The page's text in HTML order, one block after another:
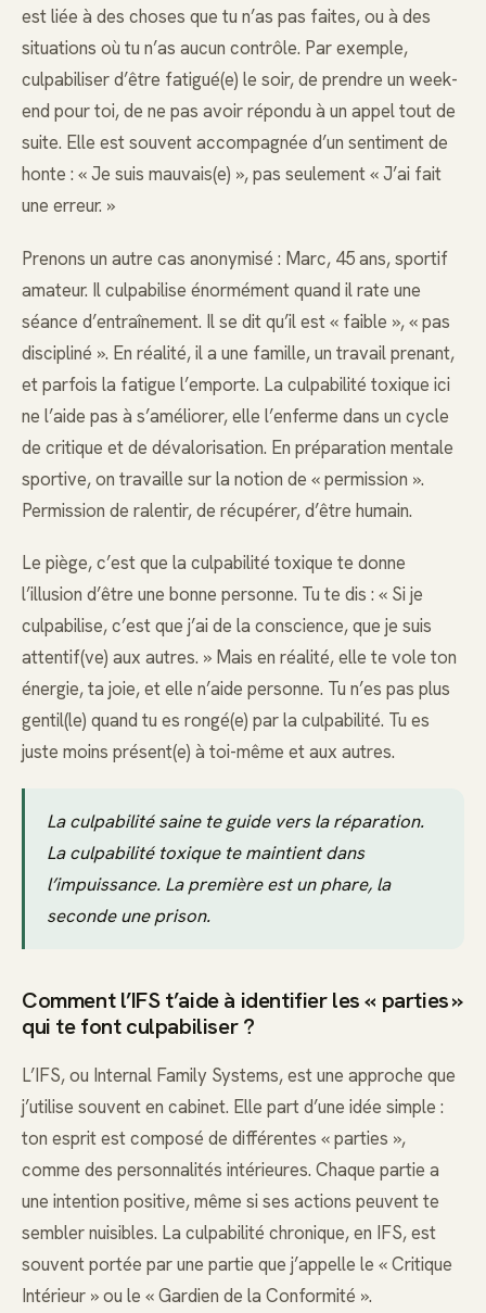
est liée à des choses que tu n’as pas faites, ou à des
situations où tu n’as aucun contrôle. Par exemple,
culpabiliser d’être fatigué(e) le soir, de prendre un week-
end pour toi, de ne pas avoir répondu à un appel tout de
suite. Elle est souvent accompagnée d’un sentiment de
honte : « Je suis mauvais(e) », pas seulement « J’ai fait
une erreur. »
Prenons un autre cas anonymisé : Marc, 45 ans, sportif
amateur. Il culpabilise énormément quand il rate une
séance d’entraînement. Il se dit qu’il est « faible », « pas
discipliné ». En réalité, il a une famille, un travail prenant,
et parfois la fatigue l’emporte. La culpabilité toxique ici
ne l’aide pas à s’améliorer, elle l’enferme dans un cycle
de critique et de dévalorisation. En préparation mentale
sportive, on travaille sur la notion de « permission ».
Permission de ralentir, de récupérer, d’être humain.
Le piège, c’est que la culpabilité toxique te donne
l’illusion d’être une bonne personne. Tu te dis : « Si je
culpabilise, c’est que j’ai de la conscience, que je suis
attentif(ve) aux autres. » Mais en réalité, elle te vole ton
énergie, ta joie, et elle n’aide personne. Tu n’es pas plus
gentil(le) quand tu es rongé(e) par la culpabilité. Tu es
juste moins présent(e) à toi-même et aux autres.
La culpabilité saine te guide vers la réparation.
La culpabilité toxique te maintient dans
l’impuissance. La première est un phare, la
seconde une prison.
Comment l’IFS t’aide à identifier les « parties »
qui te font culpabiliser ?
L’IFS, ou Internal Family Systems, est une approche que
j’utilise souvent en cabinet. Elle part d’une idée simple :
ton esprit est composé de différentes « parties »,
comme des personnalités intérieures. Chaque partie a
une intention positive, même si ses actions peuvent te
sembler nuisibles. La culpabilité chronique, en IFS, est
souvent portée par une partie que j’appelle le « Critique
Intérieur » ou le « Gardien de la Conformité ».